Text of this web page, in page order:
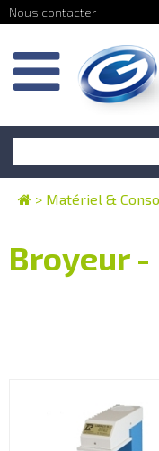
> Matériel &
Broyeur